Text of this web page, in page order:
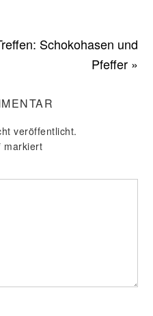
Schokohasen und
Pfeffer »
veröffentlicht.
markiert